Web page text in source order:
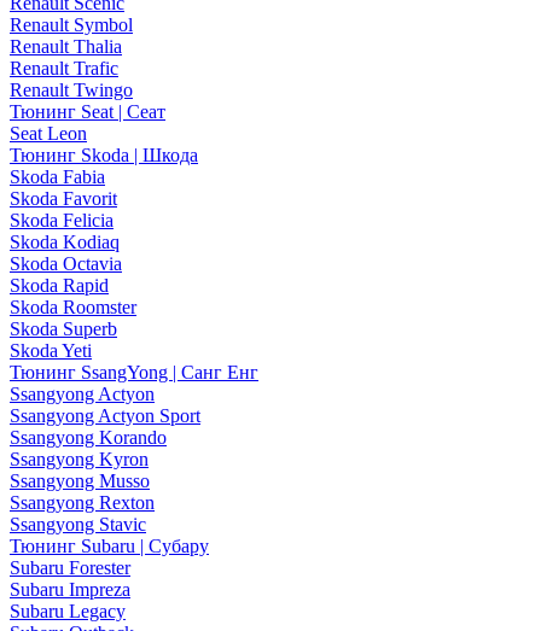
Renault Symbol
Renault Thalia
Renault Trafic
Renault Twingo
Тюнинг Seat | Сеат
Seat Leon
Тюнинг Skoda | Шкода
Skoda Fabia
Skoda Favorit
Skoda Felicia
Skoda Kodiaq
Skoda Octavia
Skoda Rapid
Skoda Roomster
Skoda Superb
Skoda Yeti
Тюнинг SsangYong | Санг Енг
Ssangyong Actyon
Ssangyong Actyon Sport
Ssangyong Korando
Ssangyong Kyron
Ssangyong Musso
Ssangyong Rexton
Ssangyong Stavic
Тюнинг Subaru | Субару
Subaru Forester
Subaru Impreza
Subaru Legacy